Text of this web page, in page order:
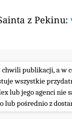
z Pekinu:
publikacji, a w
wszystkie
lub jego agenci nie
pośrednio z